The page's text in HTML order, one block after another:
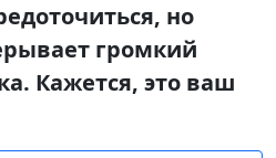
но
громкий
Кажется, это ваш